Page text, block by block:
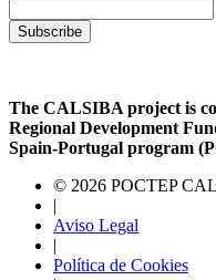
Subscribe
The CALSIBA project is
Regional Development
Spain-Portugal program
© 2026 POCTEP
|
Aviso Legal
|
Política de Cookies